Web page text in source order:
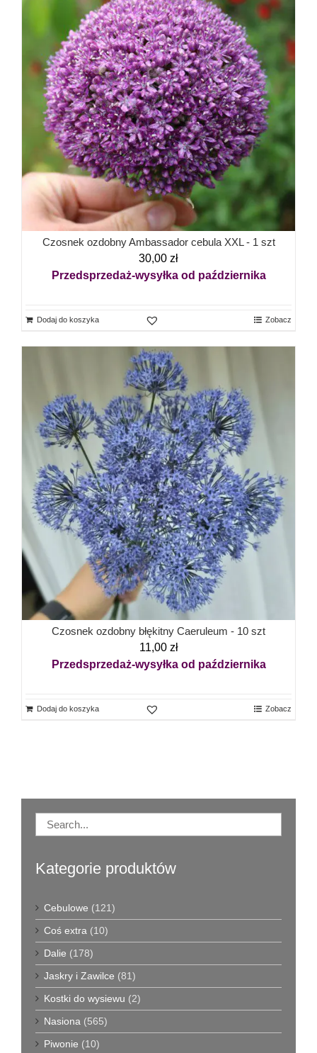
Czosnek ozdobny Ambassador cebula XXL - 1 szt
30,00 zł
Przedsprzedaż-wysyłka od października
Dodaj do koszyka Zobacz
Czosnek ozdobny błękitny Caeruleum - 10 szt
11,00 zł
Przedsprzedaż-wysyłka od października
Dodaj do koszyka Zobacz
Kategorie produktów
Cebulowe (121)
Coś extra (10)
Dalie (178)
Jaskry i Zawilce (81)
Kostki do wysiewu (2)
Nasiona (565)
Piwonie (10)